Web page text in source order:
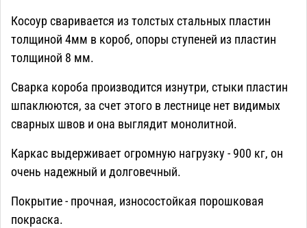
Косоур сваривается из толстых стальных пластин
толщиной 4мм в короб, опоры ступеней из пластин
толщиной 8 мм.
Сварка короба производится изнутри, стыки пластин
шпаклюются, за счет этого в лестнице нет видимых
сварных швов и она выглядит монолитной.
Каркас выдерживает огромную нагрузку - 900 кг, он
очень надежный и долговечный.
Покрытие - прочная, износостойкая порошковая
покраска.